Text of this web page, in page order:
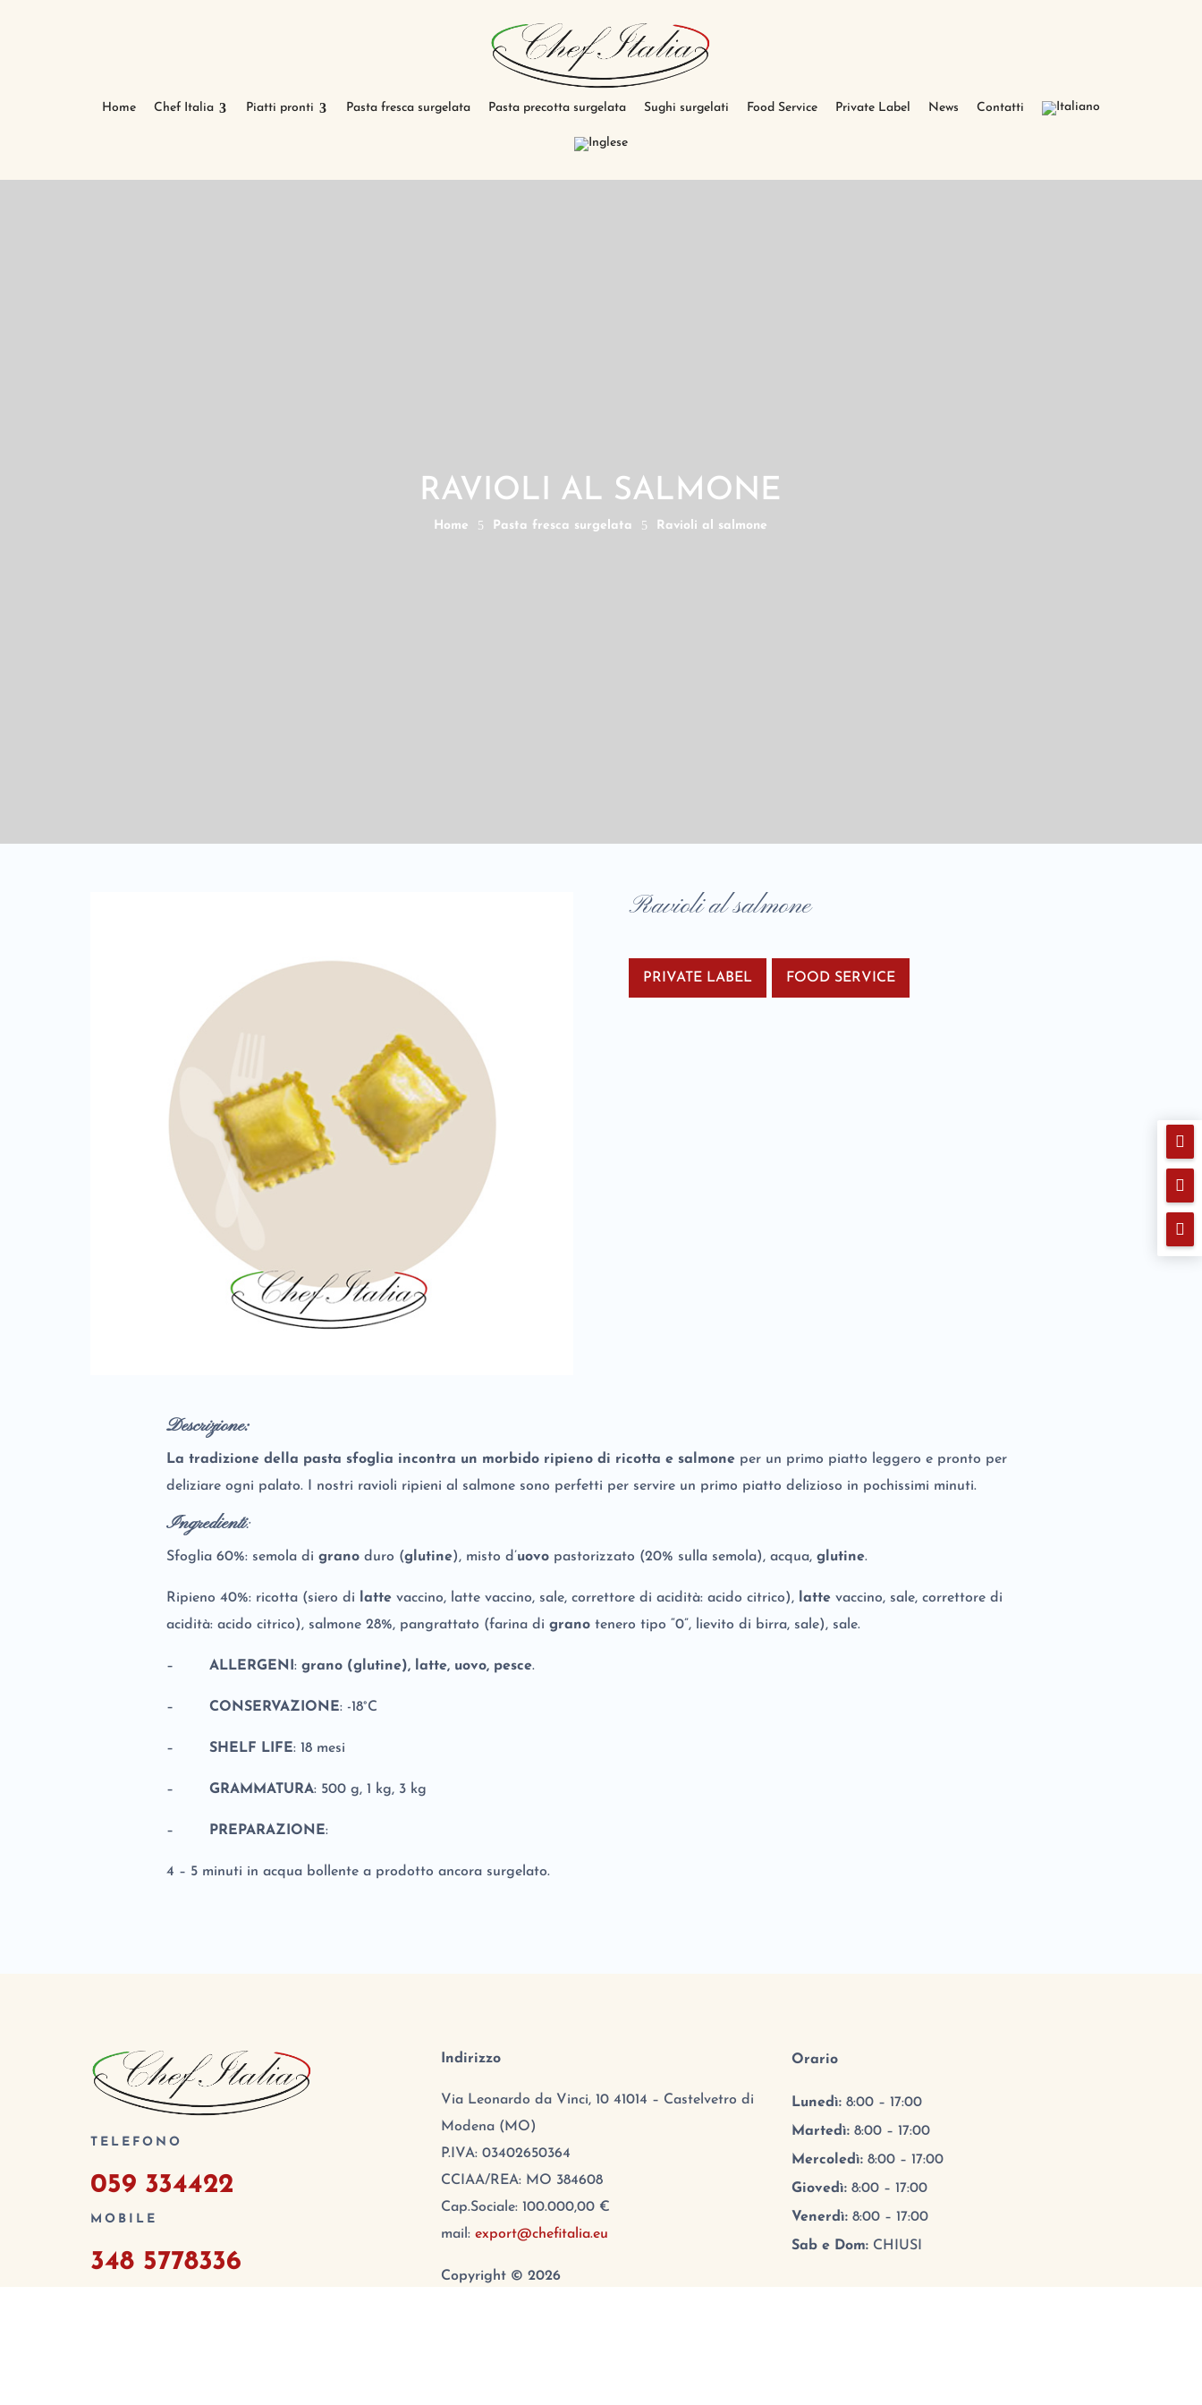
Home Chef Italia Piatti pronti Pasta fresca surgelata Pasta precotta surgelata Sughi surgelati Food Service Private Label News Contatti
RAVIOLI AL SALMONE
Home 5 Pasta fresca surgelata 5 Ravioli al salmone
Ravioli al salmone
PRIVATE LABEL FOOD SERVICE
Descrizione:
La tradizione della pasta sfoglia incontra un morbido ripieno di ricotta e salmone per un primo piatto leggero e pronto per
deliziare ogni palato. I nostri ravioli ripieni al salmone sono perfetti per servire un primo piatto delizioso in pochissimi minuti.
Ingredienti:
Sfoglia 60%: semola digrano duro (glutine), misto d’uovo pastorizzato (20% sulla semola), acqua,glutine.
Ripieno 40%: ricotta (siero di latte vaccino, latte vaccino, sale, correttore di acidità: acido citrico), latte vaccino, sale, correttore di
acidità: acido citrico), salmone 28%, pangrattato (farina digrano tenero tipo “0”, lievito di birra, sale), sale.
–ALLERGENI:grano (glutine), latte, uovo, pesce.
–CONSERVAZIONE: -18°C
–SHELF LIFE: 18 mesi
–GRAMMATURA: 500 g, 1 kg, 3 kg
– PREPARAZIONE:
4 – 5 minuti in acqua bollente a prodotto ancora surgelato.
TELEFONO
059 334422
MOBILE
348 5778336
Indirizzo
Via Leonardo da Vinci, 10 41014 – Castelvetro di
Modena (MO)
P.IVA: 03402650364
CCIAA/REA: MO 384608
Cap.Sociale: 100.000,00 €
mail: export@chefitalia.eu
Copyright © 2026
Orario
Lunedì: 8:00 – 17:00
Martedì: 8:00 – 17:00
Mercoledì: 8:00 – 17:00
Giovedì: 8:00 – 17:00
Venerdì: 8:00 – 17:00
Sab e Dom: CHIUSI


